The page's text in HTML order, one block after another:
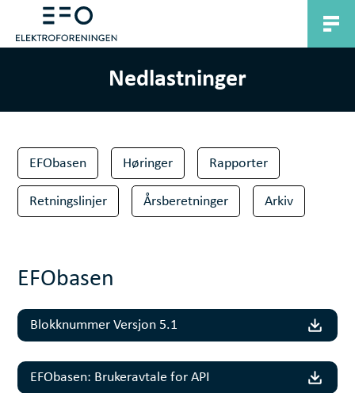
Nedlastninger
EFObasen Høringer Rapporter
Retningslinjer Årsberetninger Arkiv
EFObasen
Blokknummer Versjon 5.1
EFObasen: Brukeravtale for API